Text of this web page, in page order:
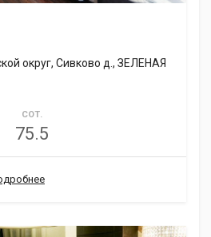
округ, Сивково д., ЗЕЛЕНАЯ
СОТ.
75.5